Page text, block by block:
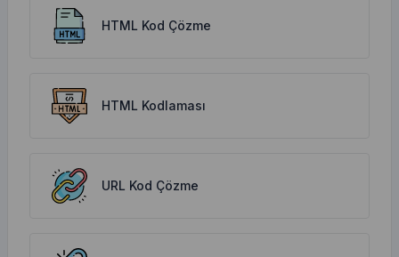
HTML Kod Çözme
HTML Kodlaması
URL Kod Çözme